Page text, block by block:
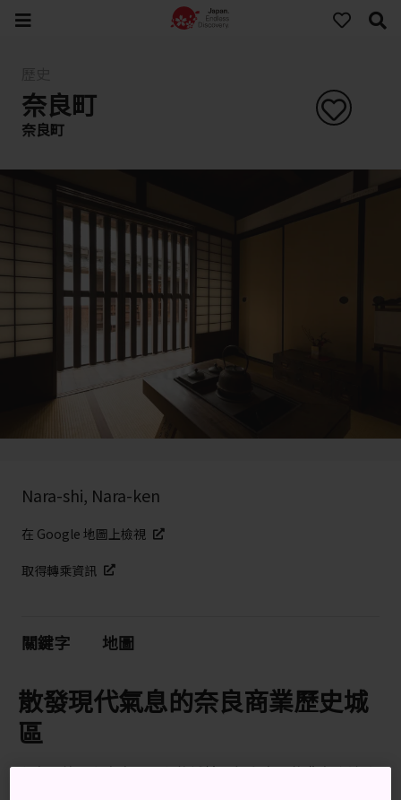
奈良町
奈良町
Nara-shi, Nara-ken
在 Google 地圖上檢視
取得轉乘資訊
關鍵字 地圖
散發現代氣息的奈良商業歷史城
區
奈良町曾是奈良商人所有的城鎮。很多商人的舊宅都被改